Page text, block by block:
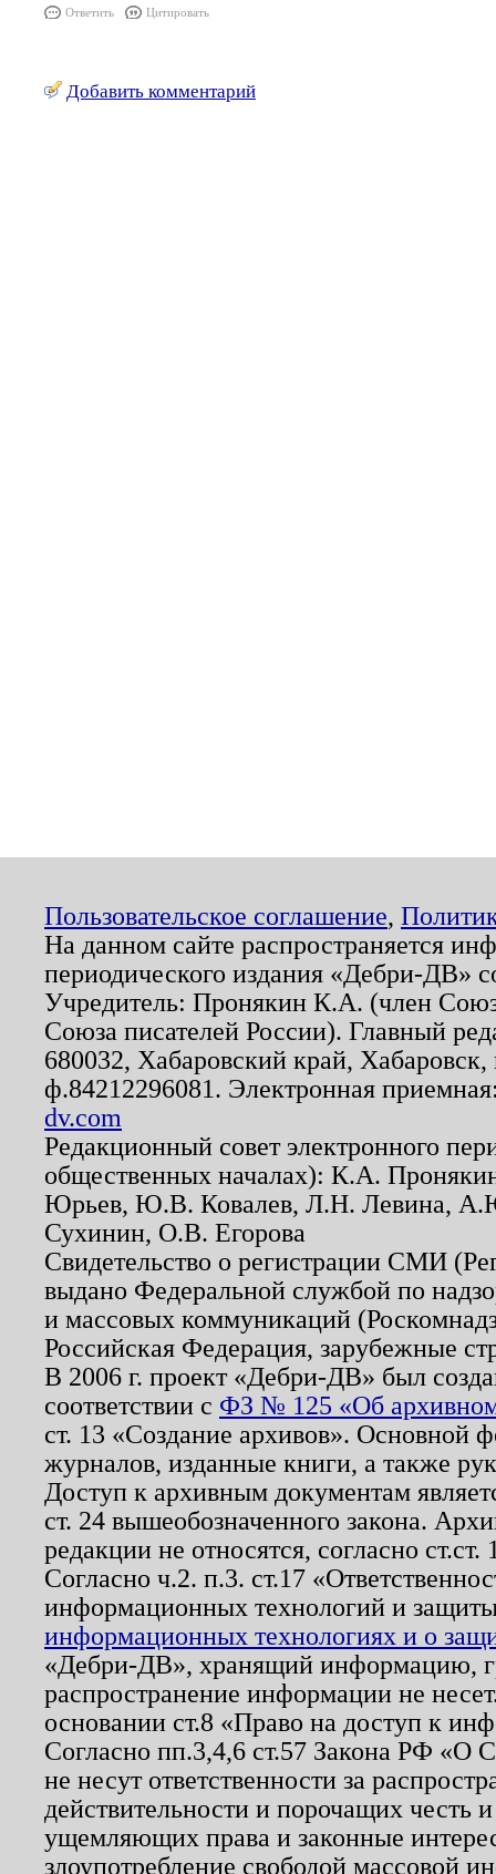
Ответить Цитировать
Добавить комментарий
Пользовательское соглашение,
На данном сайте распространяется
периодического издания «Дебри-ДВ»
Учредитель: Пронякин К.А. (член
Союза писателей России). Главный
680032, Хабаровский край,
ф.84212296081. Электронная
dv.com
Редакционный совет электронного
общественных началах): К.А.
Юрьев, Ю.В. Ковалев, Л.Н. Левина,
Сухинин, О.В. Егорова
Свидетельство о регистрации СМИ
выдано Федеральной службой по
и массовых коммуникаций
Российская Федерация, зарубежные
В 2006 г. проект «Дебри-ДВ» был
соответствии с ФЗ № 125 «Об
ст. 13 «Создание архивов». Основной
журналов, изданные книги, а также
Доступ к архивным документам
ст. 24 вышеобозначенного закона.
редакции не относятся, согласно
Согласно ч.2. п.3. ст.17
информационных технологий и
информационных технологиях и о
«Дебри-ДВ», хранящий информацию,
распространение информации не
основании ст.8 «Право на доступ к
Согласно пп.3,4,6 ст.57 Закона РФ «О
не несут ответственности за
действительности и порочащих честь
ущемляющих права и законные
злоупотребление свободой массовой